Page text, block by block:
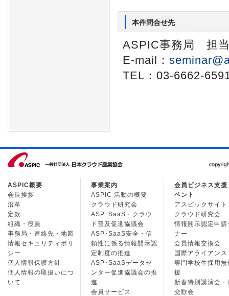
本件問合せ先
ASPIC事務局 担
E-mail：
TEL：03-6662-
ASPIC概要
会長挨拶
沿革
定款
組織・役員
事務局・連絡先・地図
情報セキュリティポリ
シー
個人情報保護方針
個人情報の取扱いにつ
いて
事業案内
ASPIC 活動の概要
クラウド研究会
ASP･SaaS・クラウ
ド普及促進協議会
ASP･SaaS安全・信
頼性に係る情報開示認
定制度の推進
ASP･SaaSデータセ
ンター促進協議会の推
進
会員サービス
会員ビジネス支援
ベント
アスピックサイト
クラウド研究会
情報開示認定申請
ナー
会員情報交換会
国際アライアンス
専門学校生採用無
援
新春特別講演会・
交歓会